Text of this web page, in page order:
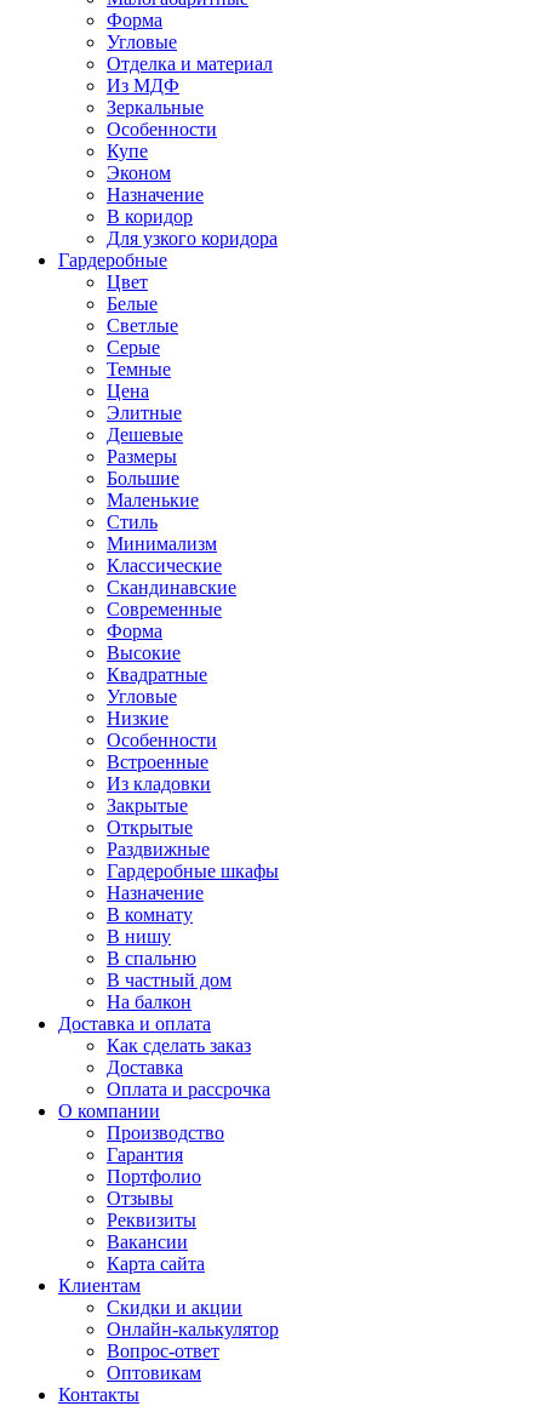
Форма
Угловые
Отделка и материал
Из МДФ
Зеркальные
Особенности
Купе
Эконом
Назначение
В коридор
Для узкого коридора
Гардеробные
Цвет
Белые
Светлые
Серые
Темные
Цена
Элитные
Дешевые
Размеры
Большие
Маленькие
Стиль
Минимализм
Классические
Скандинавские
Современные
Форма
Высокие
Квадратные
Угловые
Низкие
Особенности
Встроенные
Из кладовки
Закрытые
Открытые
Раздвижные
Гардеробные шкафы
Назначение
В комнату
В нишу
В спальню
В частный дом
На балкон
Доставка и оплата
Как сделать заказ
Доставка
Оплата и рассрочка
О компании
Производство
Гарантия
Портфолио
Отзывы
Реквизиты
Вакансии
Карта сайта
Клиентам
Скидки и акции
Онлайн-калькулятор
Вопрос-ответ
Оптовикам
Контакты